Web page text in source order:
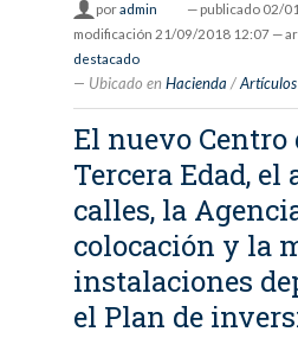
poradmin — publicado 02/
modificación 21/09/2018 12:07 —
destacado
Ubicado en Hacienda /Artículos
El nuevo Centro
Tercera Edad, el
calles, la
colocación y la
instalaciones
el Plan de